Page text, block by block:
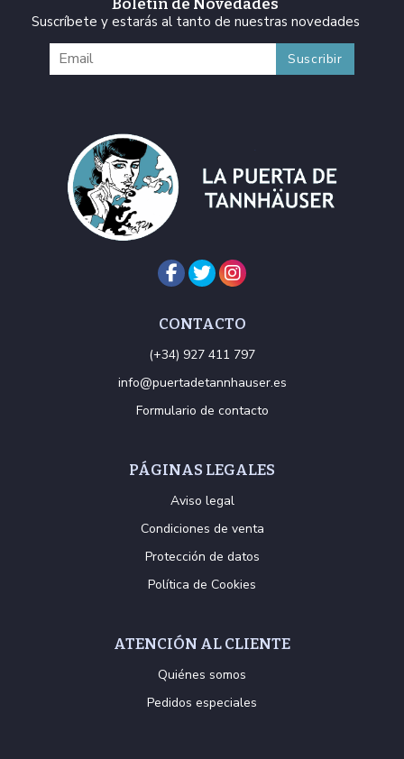
Boletín de Novedades
Suscríbete y estarás al tanto de nuestras novedades
CONTACTO
(+34) 927 411 797
info@puertadetannhauser.es
Formulario de contacto
PÁGINAS LEGALES
Aviso legal
Condiciones de venta
Protección de datos
Política de Cookies
ATENCIÓN AL CLIENTE
Quiénes somos
Pedidos especiales